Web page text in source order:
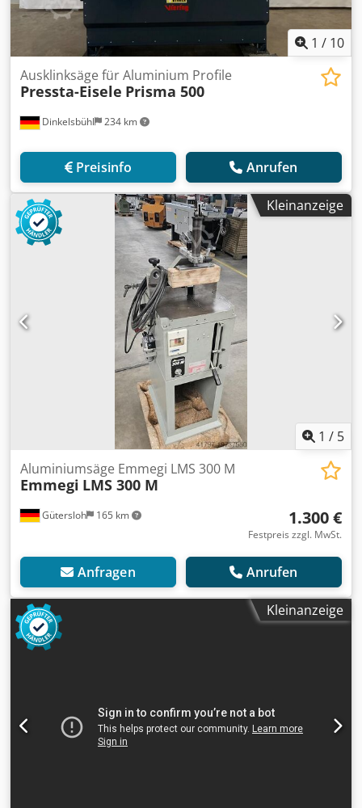
1 / 10
Dinkelsbühl 234 km
Ausklinksäge für Aluminium Profile
Pressta-Eisele Prisma 500
Preisinfo Anrufen
Kleinanzeige
1 / 5
Gütersloh 165 km
Aluminiumsäge Emmegi LMS 300 M
Emmegi LMS 300 M
1.300 €
Festpreis zzgl. MwSt.
Anfragen Anrufen
Kleinanzeige